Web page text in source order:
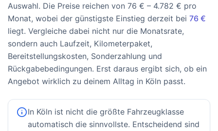
Auswahl. Die Preise reichen von 76 € – 4.782 € pro
Monat, wobei der günstigste Einstieg derzeit bei 76 €
liegt. Vergleiche dabei nicht nur die Monatsrate,
sondern auch Laufzeit, Kilometerpaket,
Bereitstellungskosten, Sonderzahlung und
Rückgabebedingungen. Erst daraus ergibt sich, ob ein
Angebot wirklich zu deinem Alltag in Köln passt.
In Köln ist nicht die größte Fahrzeugklasse
automatisch die sinnvollste. Entscheidend sind